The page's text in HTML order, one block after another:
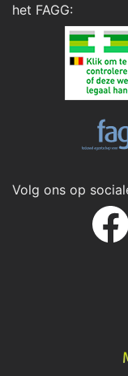
het FAGG:
Volg ons op